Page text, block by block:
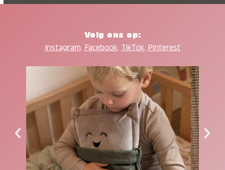
Volg ons op:
Instagram, Facebook, TikTok, Pinterest
‹ ›